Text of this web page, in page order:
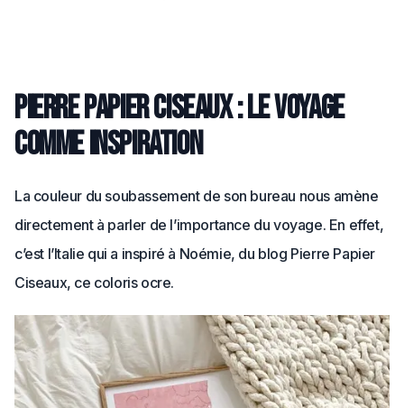
Pierre Papier Ciseaux : le voyage
comme inspiration
La couleur du soubassement de son bureau nous amène
directement à parler de l’importance du voyage. En effet,
c’est l’Italie qui a inspiré à Noémie, du blog Pierre Papier
Ciseaux, ce coloris ocre.